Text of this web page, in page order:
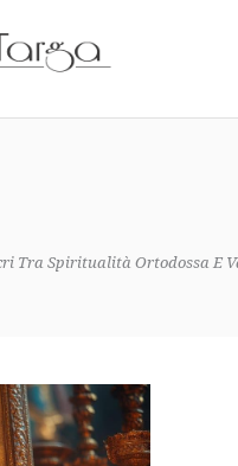
Tra Spiritualità Ortodossa E